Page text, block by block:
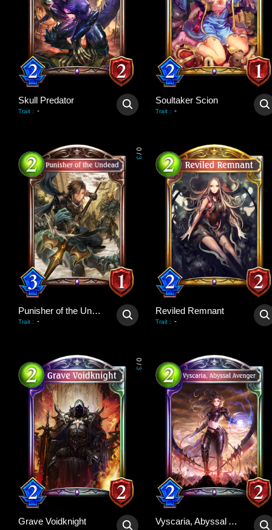
Skull Predator
Trait : -
Soultaker Scion
Trait : -
0
/
3
Punisher of the Undead
Trait : -
Reviled Remnant
Trait : -
0
/
3
Grave Voidknight Vyscaria, Abyssal Avenger